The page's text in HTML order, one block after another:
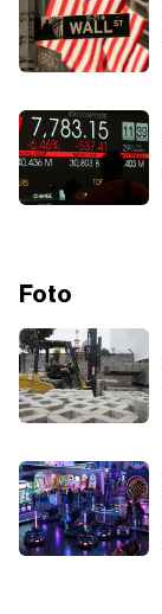
Foto